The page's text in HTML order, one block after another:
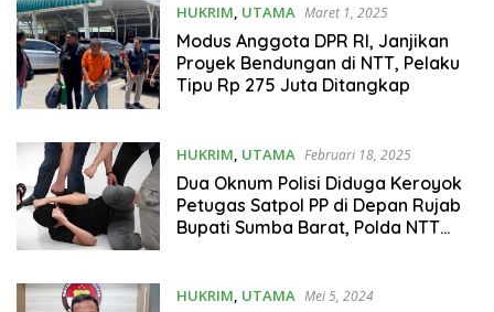
HUKRIM, UTAMA Maret 1, 2025
Modus Anggota DPR RI, Janjikan
Proyek Bendungan di NTT, Pelaku
Tipu Rp 275 Juta Ditangkap
HUKRIM UTAMA Februari 18, 2025
Dua Oknum Polisi Diduga Keroyok
Petugas Satpol PP di Depan Rujab
Bupati Sumba Barat, Polda NTT
HUKRIM, UTAMA Mei 5, 2024